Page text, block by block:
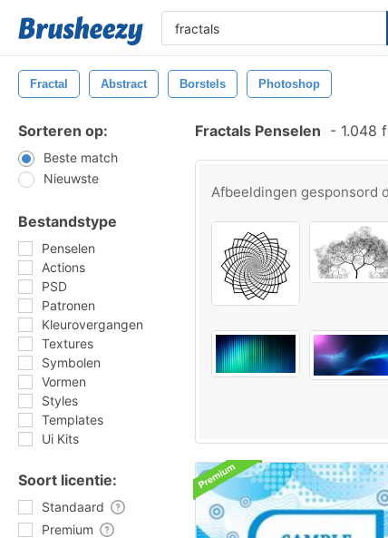
Fractal Abstract Borstels Photoshop
Sorteren op:
Beste match
Nieuwste
Bestandstype
Penselen
Actions
PSD
Patronen
Kleurovergangen
Textures
Symbolen
Vormen
Styles
Templates
Ui Kits
Soort licentie:
Standaard
Premium
Fractals Penselen - 1.048
Afbeeldingen gesponsord